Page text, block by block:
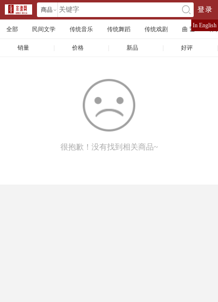
商品 󰄘 登录
全部 民间文学 传统音乐 传统舞蹈 传统戏剧 曲 艺 体
销量 价格 新品 好评
很抱歉！没有找到相关商品~
In English